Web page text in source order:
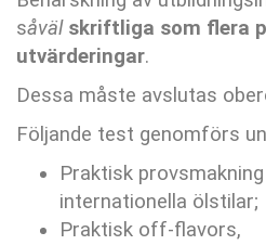
såväl skriftliga som flera
utvärderingar.
Dessa måste avslutas
Följande test genomförs
Praktisk
internationella ölstilar;
Praktisk off-flavors,